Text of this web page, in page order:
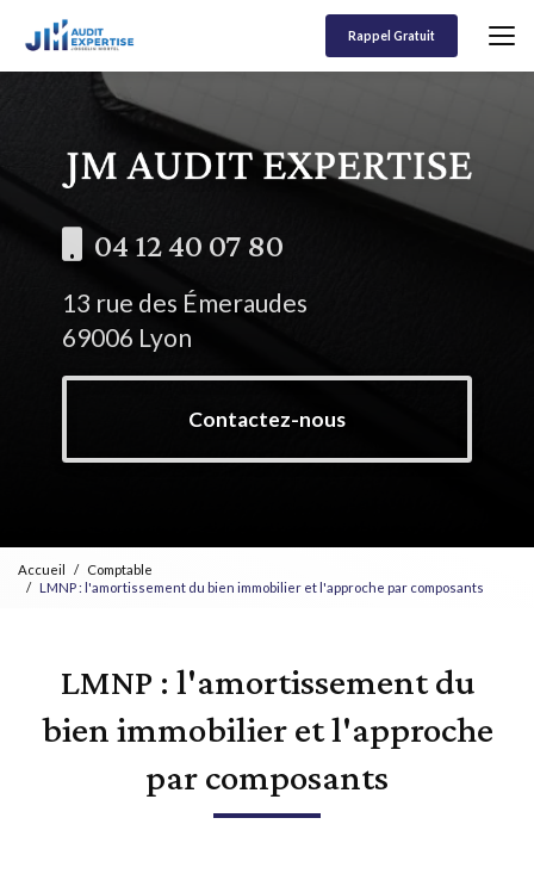
contenu
Rappel Gratuit
04 12 40 07 80
13 rue des Émeraudes
69006 Lyon
Contactez-nous
Accueil
Comptable
LMNP : l'amortissement du bien immobilier et l'approche par composants
LMNP : l'amortissement du
bien immobilier et l'approche
par composants